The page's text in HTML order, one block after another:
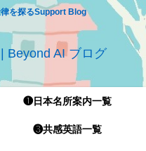
を探るSupport Blog
Beyond AI ブログ
❶日本名所案内一覧
❸共感英語一覧